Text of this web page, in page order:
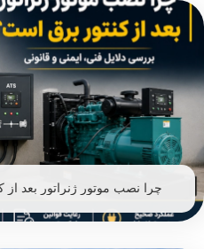
چرا نصب موتور ژنراتور بعد